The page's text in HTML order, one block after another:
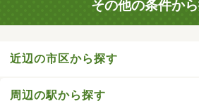
その他の条件か
近辺の市区から探す
周辺の駅から探す